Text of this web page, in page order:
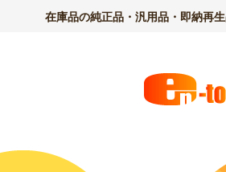
在庫品の純正品・汎用品・即納再